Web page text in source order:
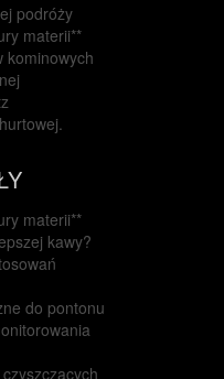
podróży
materii**
kominowych
materii**
kawy?
do pontonu